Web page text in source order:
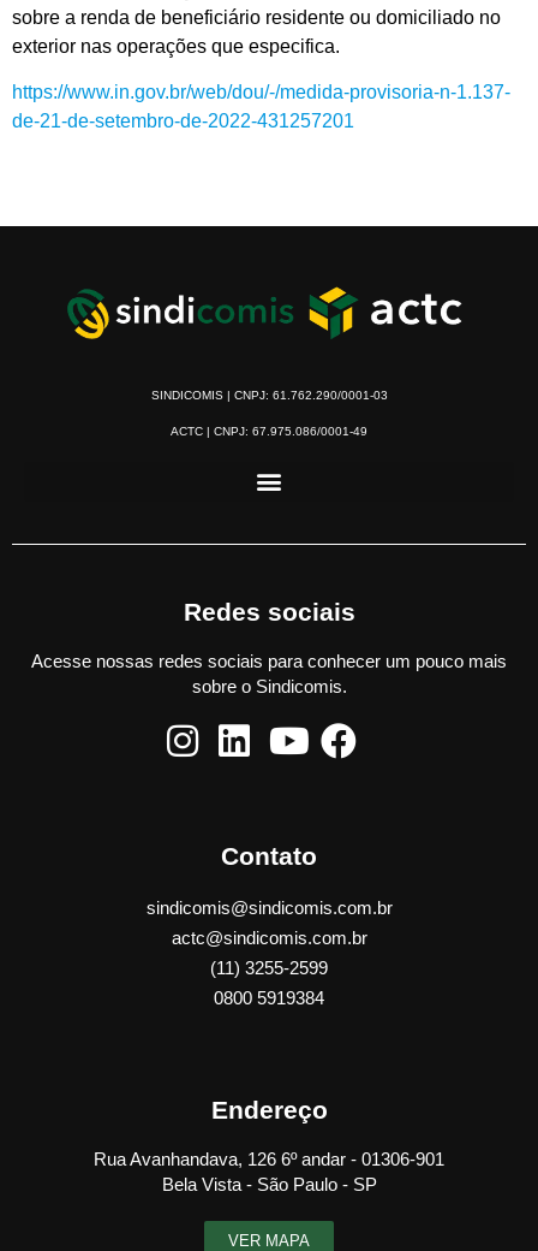
sobre a renda de beneficiário residente ou domiciliado no
exterior nas operações que especifica.
https://www.in.gov.br/web/dou/-/medida-provisoria-n-1.137-
de-21-de-setembro-de-2022-431257201
SINDICOMIS | CNPJ: 61.762.290/0001-03
ACTC | CNPJ: 67.975.086/0001-49
Redes sociais
Acesse nossas redes sociais para conhecer um pouco mais
sobre o Sindicomis.
Contato
sindicomis@sindicomis.com.br
actc@sindicomis.com.br
(11) 3255-2599
0800 5919384
Endereço
Rua Avanhandava, 126 6º andar - 01306-901
Bela Vista - São Paulo - SP
VER MAPA